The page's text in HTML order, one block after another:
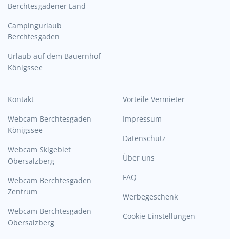
Berchtesgadener Land
Campingurlaub
Berchtesgaden
Urlaub auf dem Bauernhof
Königssee
Kontakt
Webcam Berchtesgaden
Königssee
Webcam Skigebiet
Obersalzberg
Webcam Berchtesgaden
Zentrum
Webcam Berchtesgaden
Obersalzberg
Vorteile Vermieter
Impressum
Datenschutz
Über uns
FAQ
Werbegeschenk
Cookie-Einstellungen